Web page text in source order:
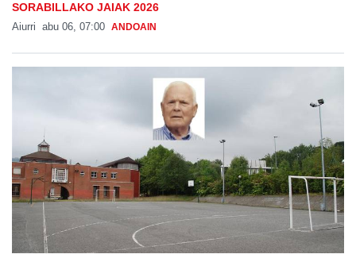
SORABILLAKO JAIAK 2026
Aiurri abu 06, 07:00 ANDOAIN